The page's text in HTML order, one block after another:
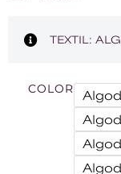
TEXTIL:
COLOR